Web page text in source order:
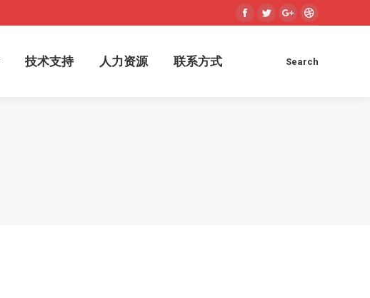
Facebook
TwitterGoogle+Dribbble
技术支持 人力资源 联系方式 Search:
Search